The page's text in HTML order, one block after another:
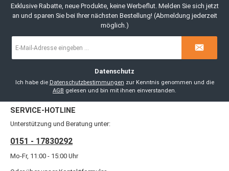
Exklusive Rabatte, neue Produkte, keine Werbeflut. Melden Sie sich jetzt
an und sparen Sie bei Ihrer nächsten Bestellung! (Abmeldung jederzeit
möglich.)
Mail-
Datenschutz
Ich habe die Datenschutzbestimmungen
zur Kenntnis genommen und die
AGB gelesen und bin mit ihnen einverstanden.
SERVICE-HOTLINE
Unterstützung und Beratung unter:
0151 - 17830292
Mo-Fr, 11:00 - 15:00 Uhr